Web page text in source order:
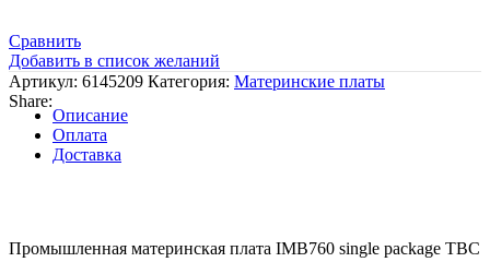
Сравнить
Добавить в список желаний
Артикул: 6145209 Категория: Материнские платы
Share:
Описание
Оплата
Доставка
Промышленная материнская плата IMB760 single package TBC